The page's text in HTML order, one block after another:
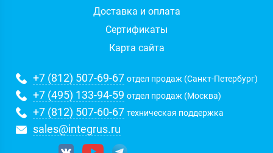
Доставка и оплата
Сертификаты
Карта сайта
+7 (812) 507-69-67 отдел продаж (Санкт-Петербург)
+7 (495) 133-94-59 отдел продаж (Москва)
+7 (812) 507-60-67 техническая поддержка
sales@integrus.ru